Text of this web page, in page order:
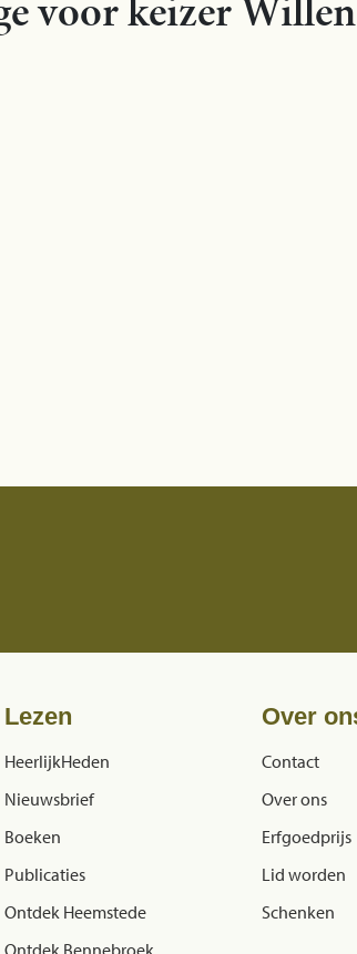
Lezen
HeerlijkHeden
Nieuwsbrief
Boeken
Publicaties
Ontdek Heemstede
Ontdek Bennebroek
Over
Contact
Over ons
Erfgoedprijs
Lid worden
Schenken